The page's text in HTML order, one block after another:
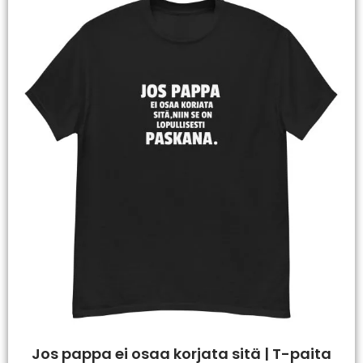
Jos pappa ei osaa korjata sitä | T-paita